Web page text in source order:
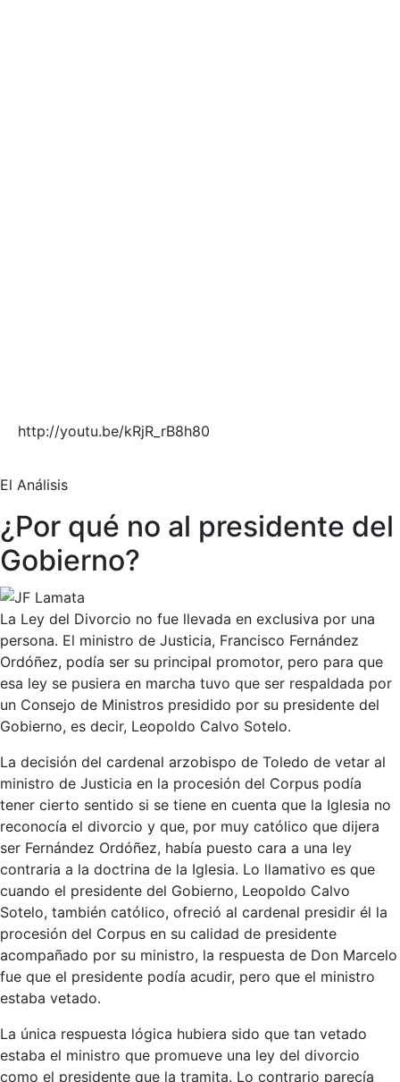
http://youtu.be/kRjR_rB8h80
El Análisis
¿Por qué no al presidente del
Gobierno?
La Ley del Divorcio no fue llevada en exclusiva por una
persona. El ministro de Justicia, Francisco Fernández
Ordóñez, podía ser su principal promotor, pero para que
esa ley se pusiera en marcha tuvo que ser respaldada por
un Consejo de Ministros presidido por su presidente del
Gobierno, es decir, Leopoldo Calvo Sotelo.
La decisión del cardenal arzobispo de Toledo de vetar al
ministro de Justicia en la procesión del Corpus podía
tener cierto sentido si se tiene en cuenta que la Iglesia no
reconocía el divorcio y que, por muy católico que dijera
ser Fernández Ordóñez, había puesto cara a una ley
contraria a la doctrina de la Iglesia. Lo llamativo es que
cuando el presidente del Gobierno, Leopoldo Calvo
Sotelo, también católico, ofreció al cardenal presidir él la
procesión del Corpus en su calidad de presidente
acompañado por su ministro, la respuesta de Don Marcelo
fue que el presidente podía acudir, pero que el ministro
estaba vetado.
La única respuesta lógica hubiera sido que tan vetado
estaba el ministro que promueve una ley del divorcio
como el presidente que la tramita. Lo contrario parecía